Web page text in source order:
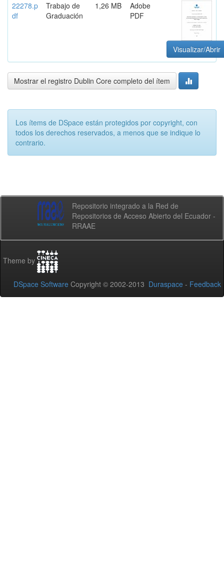
22278.p
df
Trabajo de
Graduación
1,26 MB
Adobe
PDF
Visualizar/Abrir
Mostrar el registro Dublin Core completo del ítem
Los ítems de DSpace están protegidos por copyright, con
todos los derechos reservados, a menos que se indique lo
contrario.
Repositorio integrado a la Red de
Repositorios de Acceso Abierto del Ecuador -
RRAAE
Theme by
DSpace Software Copyright © 2002-2013 Duraspace - Feedback